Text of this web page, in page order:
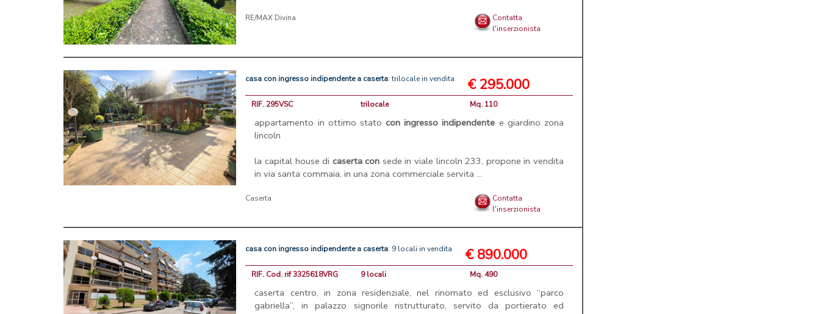
RE/MAX Divina
Contatta
l'inserzionista
casa con ingresso indipendente a caserta: trilocale in vendita € 295.000
RIF. 295VSC trilocale Mq. 110
appartamento in ottimo statocon ingresso indipendente e giardino zona
lincoln
la capital house di caserta con sede in viale lincoln 233, propone in vendita
in via santa commaia, in una zona commerciale servita ...
Caserta
Contatta
l'inserzionista
casa con ingresso indipendente a caserta: 9 locali in vendita € 890.000
RIF. Cod. rif 3325618VRG 9 locali Mq. 490
caserta centro, in zona residenziale, nel rinomato ed esclusivo “parco
gabriella”, in palazzo signorile ristrutturato, servito da portierato ed